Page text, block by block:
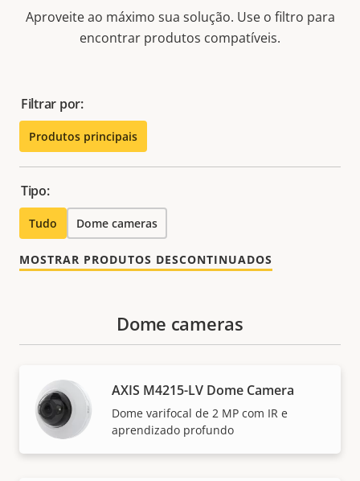
Aproveite ao máximo sua solução. Use o filtro para
encontrar produtos compatíveis.
Filtrar por:
Produtos principais
Tipo:
Tudo Dome cameras
MOSTRAR PRODUTOS DESCONTINUADOS
Dome cameras
AXIS M4215-LV Dome Camera
Dome varifocal de 2 MP com IR e
aprendizado profundo